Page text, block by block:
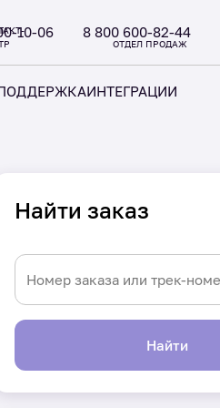
10-06 8 800 600-82-44
ОТДЕЛ ПРОДАЖ
ИНТЕГРАЦИИ
Найти заказ
Найти